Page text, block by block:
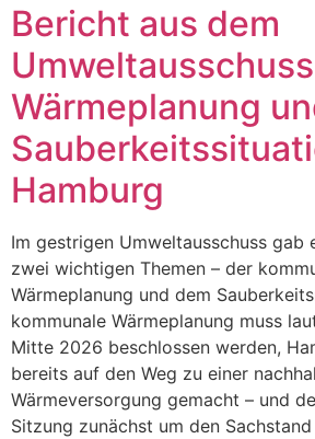
Bericht aus dem
Wärmeplanung
Hamburg
Im gestrigen Umweltausschuss gab
zwei wichtigen Themen – der
Wärmeplanung und dem
kommunale Wärmeplanung muss
Mitte 2026 beschlossen werden,
bereits auf den Weg zu einer
Wärmeversorgung gemacht – und
Sitzung zunächst um den